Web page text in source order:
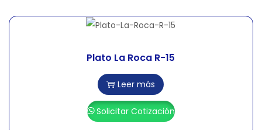
Plato La Roca R-15
Leer más
Solicitar Cotización